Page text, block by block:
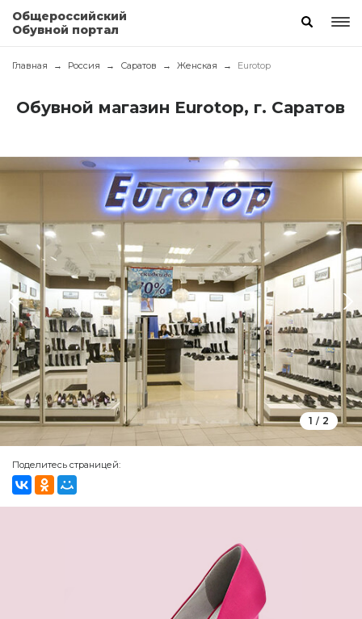
Общероссийский
Обувной портал
Главная Россия Саратов Женская Eurotop
Обувной магазин Eurotop, г. Саратов
1 / 2
Поделитесь страницей: